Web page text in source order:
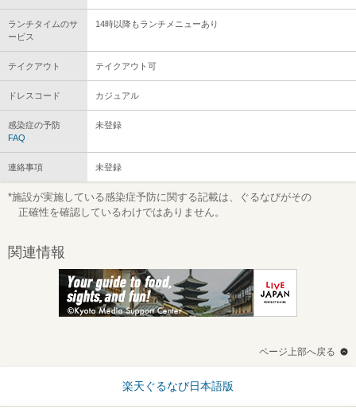
ランチタイムのサ
ービス
14時以降もランチメニューあり
テイクアウト テイクアウト可
ドレスコード カジュアル
感染症の予防
FAQ
未登録
連絡事項 未登録
*施設が実施している感染症予防に関する記載は、ぐるなびがその
正確性を確認しているわけではありません。
関連情報
ページ上部へ戻る
楽天ぐるなび日本語版